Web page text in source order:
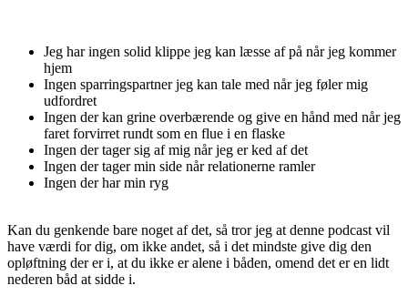
Jeg har ingen solid klippe jeg kan læsse af på når jeg kommer
hjem
Ingen sparringspartner jeg kan tale med når jeg føler mig
udfordret
Ingen der kan grine overbærende og give en hånd med når jeg
faret forvirret rundt som en flue i en flaske
Ingen der tager sig af mig når jeg er ked af det
Ingen der tager min side når relationerne ramler
Ingen der har min ryg
Kan du genkende bare noget af det, så tror jeg at denne podcast vil
have værdi for dig, om ikke andet, så i det mindste give dig den
opløftning der er i, at du ikke er alene i båden, omend det er en lidt
nederen båd at sidde i.